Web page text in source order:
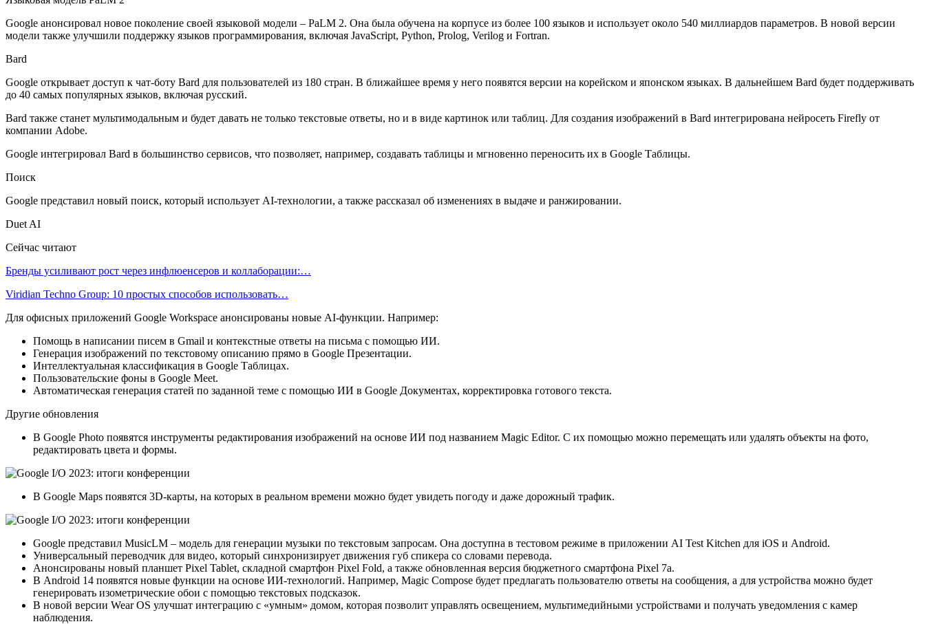
Google анонсировал новое поколение своей языковой модели – PaLM 2. Она была обучена на корпусе из более 100 языков и использует около 540 миллиардов параметров. В новой версии
модели также улучшили поддержку языков программирования, включая JavaScript, Python, Prolog, Verilog и Fortran.
Bard
Google открывает доступ к чат-боту Bard для пользователей из 180 стран. В ближайшее время у него появятся версии на корейском и японском языках. В дальнейшем Bard будет поддерживать
до 40 самых популярных языков, включая русский.
Bard также станет мультимодальным и будет давать не только текстовые ответы, но и в виде картинок или таблиц. Для создания изображений в Bard интегрирована нейросеть Firefly от
компании Adobe.
Google интегрировал Bard в большинство сервисов, что позволяет, например, создавать таблицы и мгновенно переносить их в Google Таблицы.
Поиск
Google представил новый поиск, который использует AI-технологии, а также рассказал об изменениях в выдаче и ранжировании.
Duet AI
Сейчас читают
Бренды усиливают рост через инфлюенсеров и коллаборации:…
Viridian Techno Group: 10 простых способов использовать…
Для офисных приложений Google Workspace анонсированы новые AI-функции. Например:
Помощь в написании писем в Gmail и контекстные ответы на письма с помощью ИИ.
Генерация изображений по текстовому описанию прямо в Google Презентации.
Интеллектуальная классификация в Google Таблицах.
Пользовательские фоны в Google Meet.
Автоматическая генерация статей по заданной теме с помощью ИИ в Google Документах, корректировка готового текста.
Другие обновления
В Google Photo появятся инструменты редактирования изображений на основе ИИ под названием Magic Editor. С их помощью можно перемещать или удалять объекты на фото,
редактировать цвета и формы.
В Google Maps появятся 3D-карты, на которых в реальном времени можно будет увидеть погоду и даже дорожный трафик.
Google представил MusicLM – модель для генерации музыки по текстовым запросам. Она доступна в тестовом режиме в приложении AI Test Kitchen для iOS и Android.
Универсальный переводчик для видео, который синхронизирует движения губ спикера со словами перевода.
Анонсированы новый планшет Pixel Tablet, складной смартфон Pixel Fold, а также обновленная версия бюджетного смартфона Pixel 7a.
В Android 14 появятся новые функции на основе ИИ-технологий. Например, Magic Compose будет предлагать пользователю ответы на сообщения, а для устройства можно будет
генерировать изометрические обои с помощью текстовых подсказок.
В новой версии Wear OS улучшат интеграцию с «умным» домом, которая позволит управлять освещением, мультимедийными устройствами и получать уведомления с камер
наблюдения.